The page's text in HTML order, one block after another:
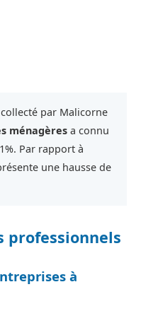
par Malicorne
ménagères a connu
Par rapport à
une hausse de
professionnels
à